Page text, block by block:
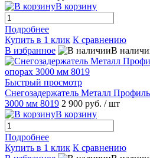
В корзину
Подробнее
Купить в 1 клик К сравнению
В избранное
В
Быстрый просмотр
Снегозадержатель Металл
3000 мм 8019 2 900 руб. / шт
В корзину
Подробнее
Купить в 1 клик К сравнению